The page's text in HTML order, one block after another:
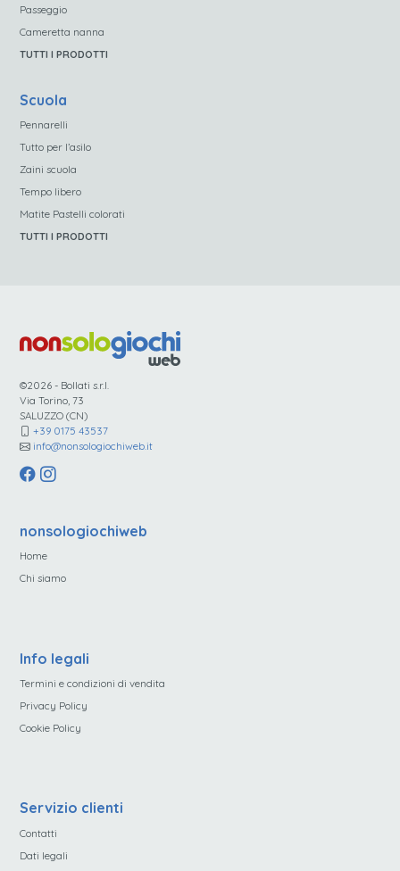
Passeggio
Cameretta nanna
TUTTI I PRODOTTI
Scuola
Pennarelli
Tutto per l’asilo
Zaini scuola
Tempo libero
Matite Pastelli colorati
TUTTI I PRODOTTI
©2026 - Bollati s.r.l.
Via Torino, 73
SALUZZO (CN)
+39 0175 43537
info@nonsologiochiweb.it
nonsologiochiweb
Home
Chi siamo
Info legali
Termini e condizioni di vendita
Privacy Policy
Cookie Policy
Servizio clienti
Contatti
Dati legali